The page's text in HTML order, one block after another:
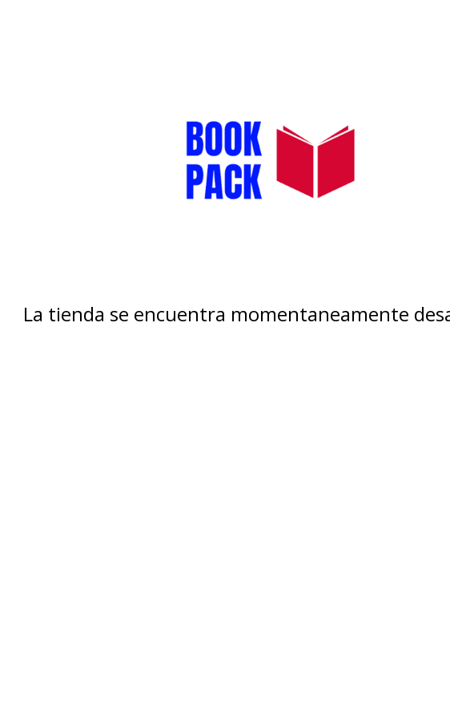
La tienda se encuentra momentaneamente